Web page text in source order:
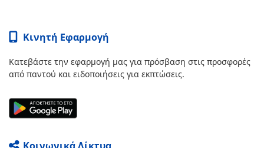
Κινητή Εφαρμογή
Κατεβάστε την εφαρμογή μας για πρόσβαση στις προσφορές
από παντού και ειδοποιήσεις για εκπτώσεις.